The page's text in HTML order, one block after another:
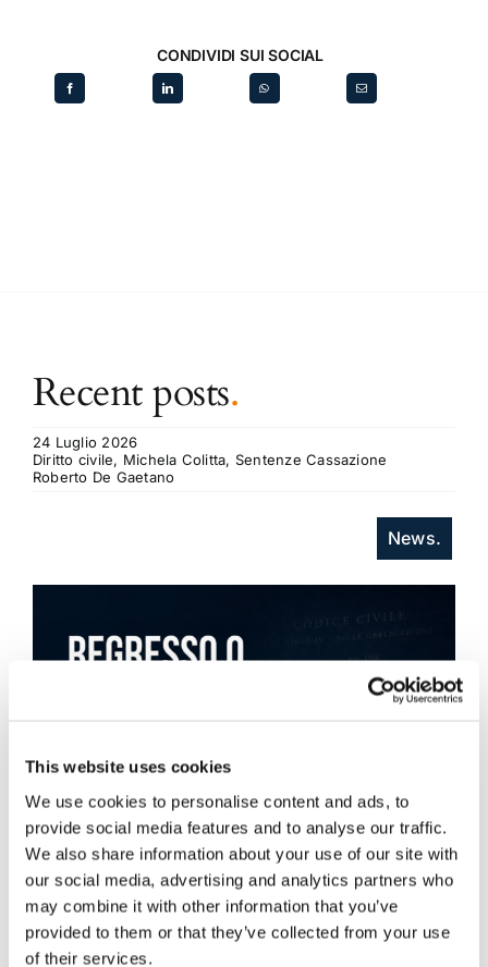
This website uses cookies
We use cookies to personalise content and ads, to
provide social media features and to analyse our traffic.
We also share information about your use of our site with
our social media, advertising and analytics partners who
may combine it with other information that you’ve
provided to them or that they’ve collected from your use
of their services.
CONDIVIDI SUI SOCIAL
Recent posts.
24 Luglio 2026
Diritto civile, Michela Colitta, Sentenze Cassazione
Roberto De Gaetano
News.